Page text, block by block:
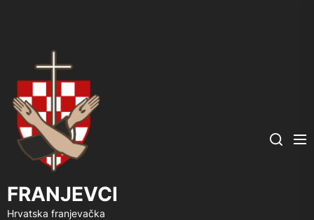
FRANJEVCI
Hrvatska franjevačka
Search